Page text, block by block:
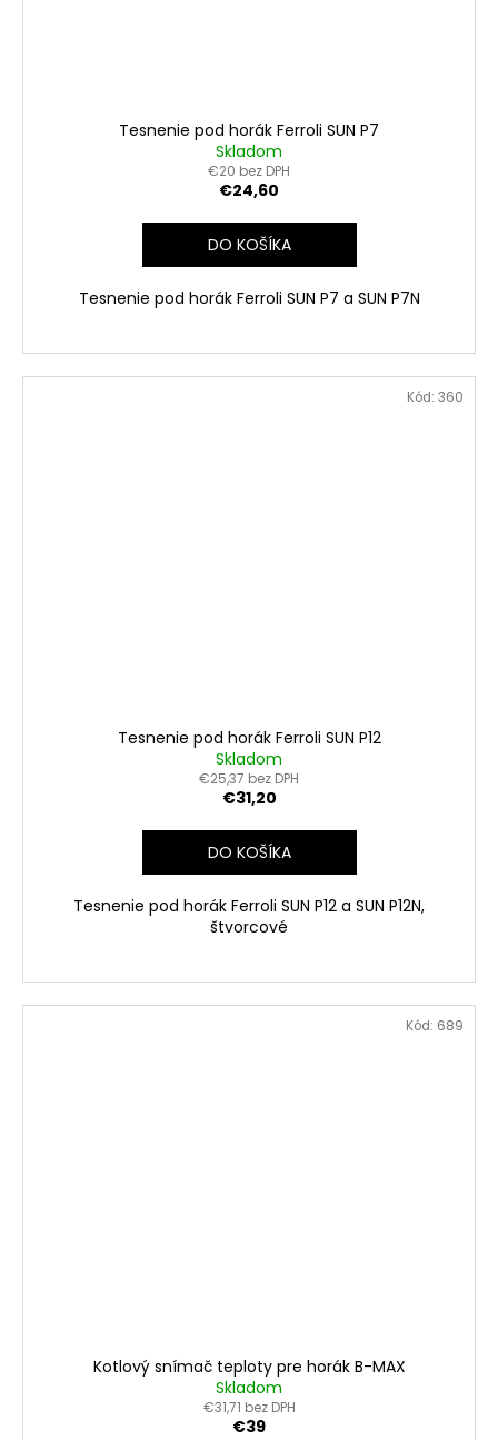
Tesnenie pod horák Ferroli SUN P7
Skladom
€20 bez DPH
€24,60
DO KOŠÍKA
Tesnenie pod horák Ferroli SUN P7 a SUN P7N
Tesnenie pod horák Ferroli SUN P12
Skladom
€25,37 bez DPH
€31,20
DO KOŠÍKA
Tesnenie pod horák Ferroli SUN P12 a SUN P12N,
štvorcové
Kód: 360
Kotlový snímač teploty pre horák B-MAX
Skladom
€31,71 bez DPH
€39
Kód: 689